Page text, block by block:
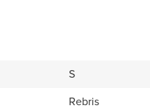
S
Rebris